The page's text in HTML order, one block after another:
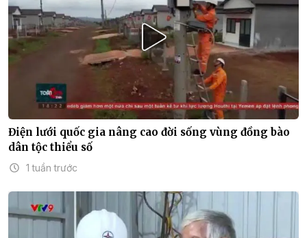
Điện lưới quốc gia nâng cao đời sống vùng đồng bào
dân tộc thiểu số
1 tuần trước